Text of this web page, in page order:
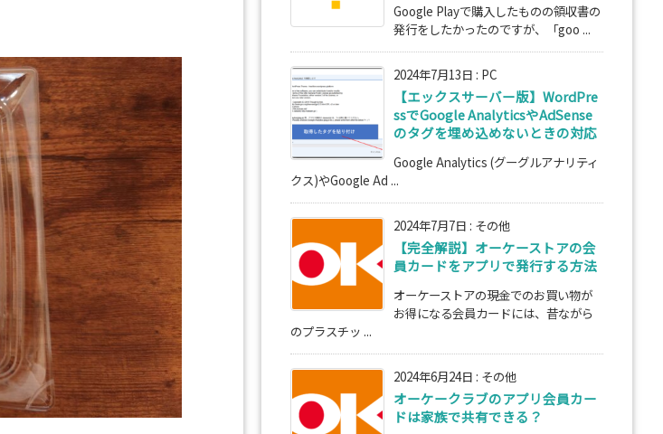
Google Playで購入したものの領収書の
発行をしたかったのですが、「goo ...
2024年7月13日 : PC
【エックスサーバー版】WordPre
ssでGoogle AnalyticsやAdSense
のタグを埋め込めないときの対応
Google Analytics (グーグルアナリティ
クス)やGoogle Ad ...
2024年7月7日 : その他
【完全解説】オーケーストアの会
員カードをアプリで発行する方法
オーケーストアの現金でのお買い物が
お得になる会員カードには、昔ながら
のプラスチッ ...
2024年6月24日 : その他
オーケークラブのアプリ会員カー
ドは家族で共有できる？